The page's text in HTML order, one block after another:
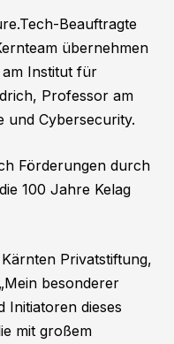
Beauftragte
übernehmen
Institut für
Professor am
und Cybersecurity.
Förderungen durch
100 Jahre Kelag
Privatstiftung,
besonderer
Initiatoren dieses
mit großem